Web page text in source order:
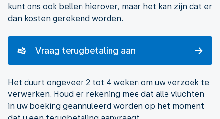
kunt ons ook bellen hierover, maar het kan zijn dat er
dan kosten gerekend worden.
Vraag terugbetaling aan
Het duurt ongeveer 2 tot 4 weken om uw verzoek te
verwerken. Houd er rekening mee dat alle vluchten
in uw boeking geannuleerd worden op het moment